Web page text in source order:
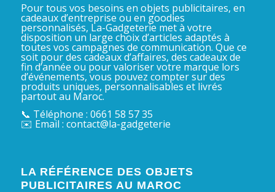
Pour tous vos besoins en objets publicitaires, en
cadeaux d’entreprise ou en goodies
personnalisés, La-Gadgeterie met à votre
disposition un large choix d’articles adaptés à
toutes vos campagnes de communication. Que ce
soit pour des cadeaux d’affaires, des cadeaux de
fin d’année ou pour valoriser votre marque lors
d’événements, vous pouvez compter sur des
produits uniques, personnalisables et livrés
partout au Maroc.
📞 Téléphone : 0661 58 57 35
✉️ Email : contact@la-gadgeterie
LA RÉFÉRENCE DES OBJETS
PUBLICITAIRES AU MAROC